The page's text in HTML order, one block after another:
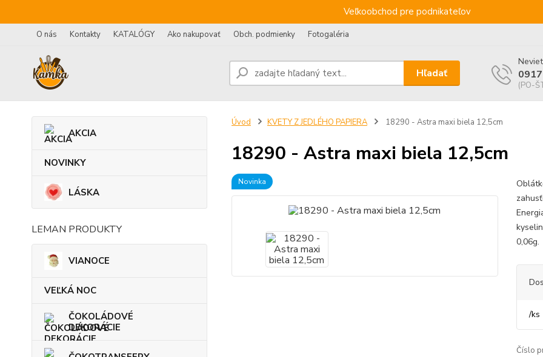
Veľkoobchod pre podnikateľov
O nás Kontakty KATALÓGY Ako nakupovať Obch. podmienky Fotogaléria
Hľadať
(PO-
AKCIA
NOVINKY
LÁSKA
LEMAN PRODUKTY
VIANOCE
VEĽKÁ NOC
ČOKOLÁDOVÉ
DEKORÁCIE
Úvod KVETY Z JEDLÉHO PAPIERA 18290 - Astra maxi biela 12,5cm
18290 - Astra maxi biela 12,5cm
Novinka
0,06g.
/ks
Číslo